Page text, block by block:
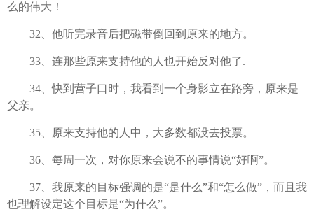
么的伟大！
32、他听完录音后把磁带倒回到原来的地方。
33、连那些原来支持他的人也开始反对他了.
34、快到营子口时，我看到一个身影立在路旁，原来是
父亲。
35、原来支持他的人中，大多数都没去投票。
36、每周一次，对你原来会说不的事情说“好啊”。
37、我原来的目标强调的是“是什么”和“怎么做”，而且我
也理解设定这个目标是“为什么”。